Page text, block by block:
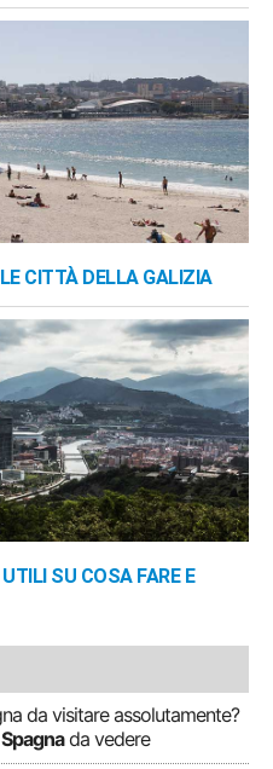
CITTÀ DELLA GALIZIA
SU COSA FARE E
da visitare assolutamente?
da vedere